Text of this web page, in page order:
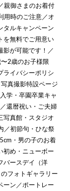
親御さまのお着付
用時のご注意／オ
タルキャンペーン
を無料でご用意い
が可能です！ ／
2歳のお子様限
ライバシーポリシ
真撮影特設ページ
学・卒園卒業キャ
／還暦祝い・ご夫婦
写真館・スタジオ
／初節句・ひな祭
・男の子のお着
初め・ニューボー
バースデイ（洋
フォトギャラリー
ーン ／ポートレー